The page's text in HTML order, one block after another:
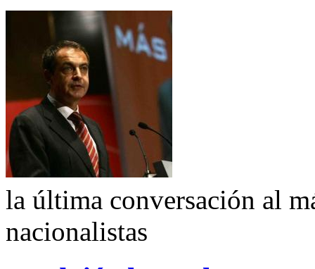
la última conversación al
nacionalistas